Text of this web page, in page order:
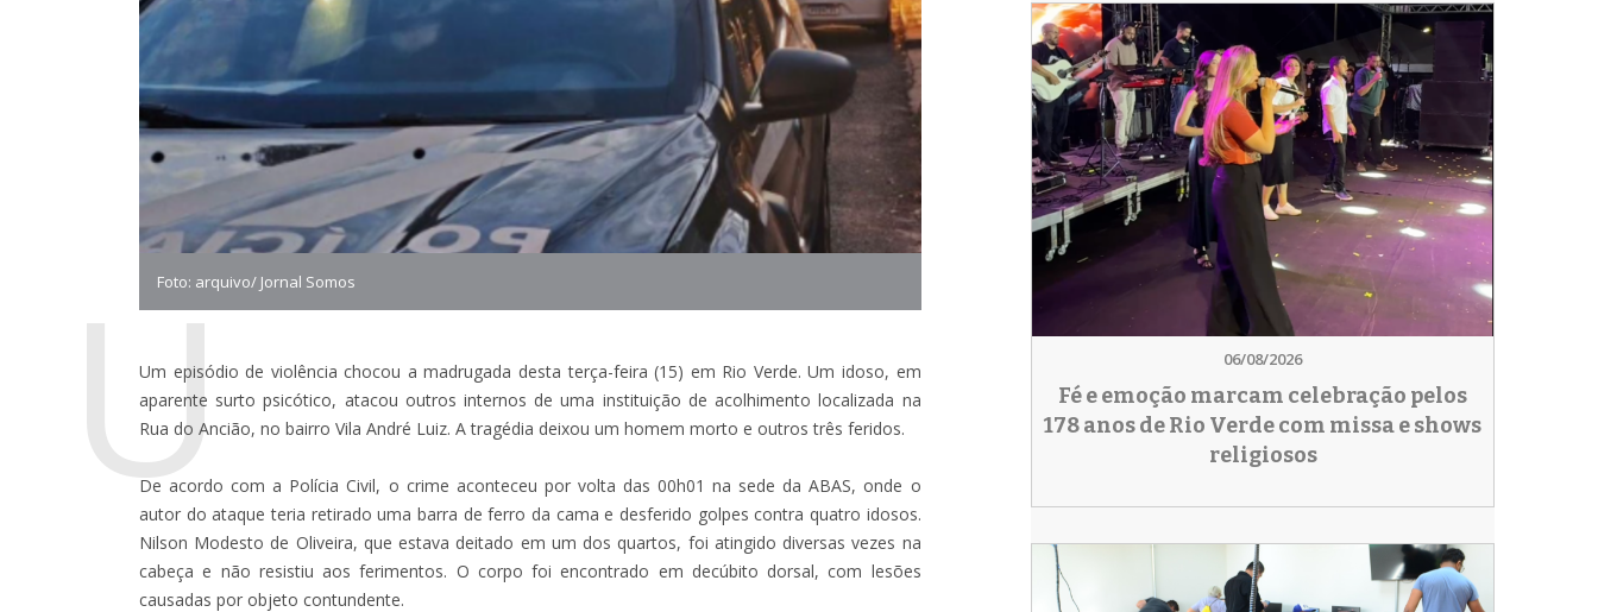
Foto: arquivo/ Jornal Somos
U
Um episódio de violência chocou a madrugada desta terça-feira (15) em Rio Verde. Um idoso, em
aparente surto psicótico, atacou outros internos de uma instituição de acolhimento localizada na
Rua do Ancião, no bairro Vila André Luiz. A tragédia deixou um homem morto e outros três feridos.
De acordo com a Polícia Civil, o crime aconteceu por volta das 00h01 na sede da ABAS, onde o
autor do ataque teria retirado uma barra de ferro da cama e desferido golpes contra quatro idosos.
Nilson Modesto de Oliveira, que estava deitado em um dos quartos, foi atingido diversas vezes na
cabeça e não resistiu aos ferimentos. O corpo foi encontrado em decúbito dorsal, com lesões
causadas por objeto contundente.
06/08/2026
Fé e emoção marcam celebração pelos
178 anos de Rio Verde com missa e shows
religiosos